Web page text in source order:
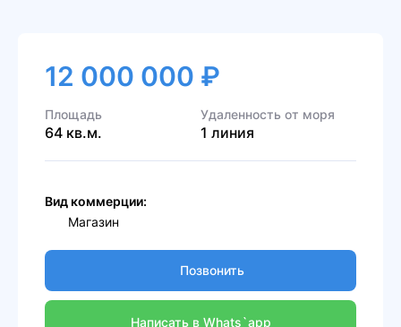
12 000 000 ₽
Площадь
64 кв.м.
Удаленность от моря
1 линия
Вид коммерции:
Магазин
Позвонить
Написать в Whats`app